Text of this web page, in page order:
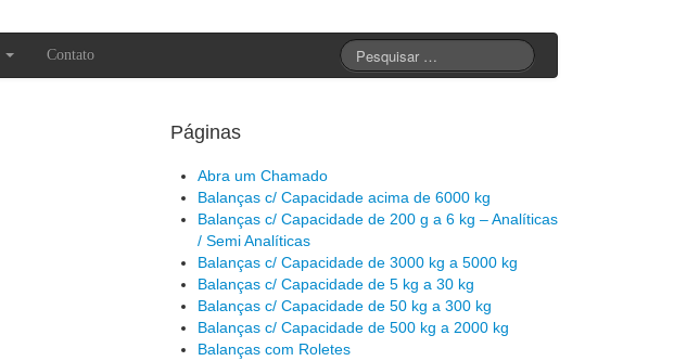
Contato
Páginas
Abra um Chamado
Balanças c/ Capacidade acima de 6000 kg
Balanças c/ Capacidade de 200 g a 6 kg – Analíticas
/ Semi Analíticas
Balanças c/ Capacidade de 3000 kg a 5000 kg
Balanças c/ Capacidade de 5 kg a 30 kg
Balanças c/ Capacidade de 50 kg a 300 kg
Balanças c/ Capacidade de 500 kg a 2000 kg
Balanças com Roletes